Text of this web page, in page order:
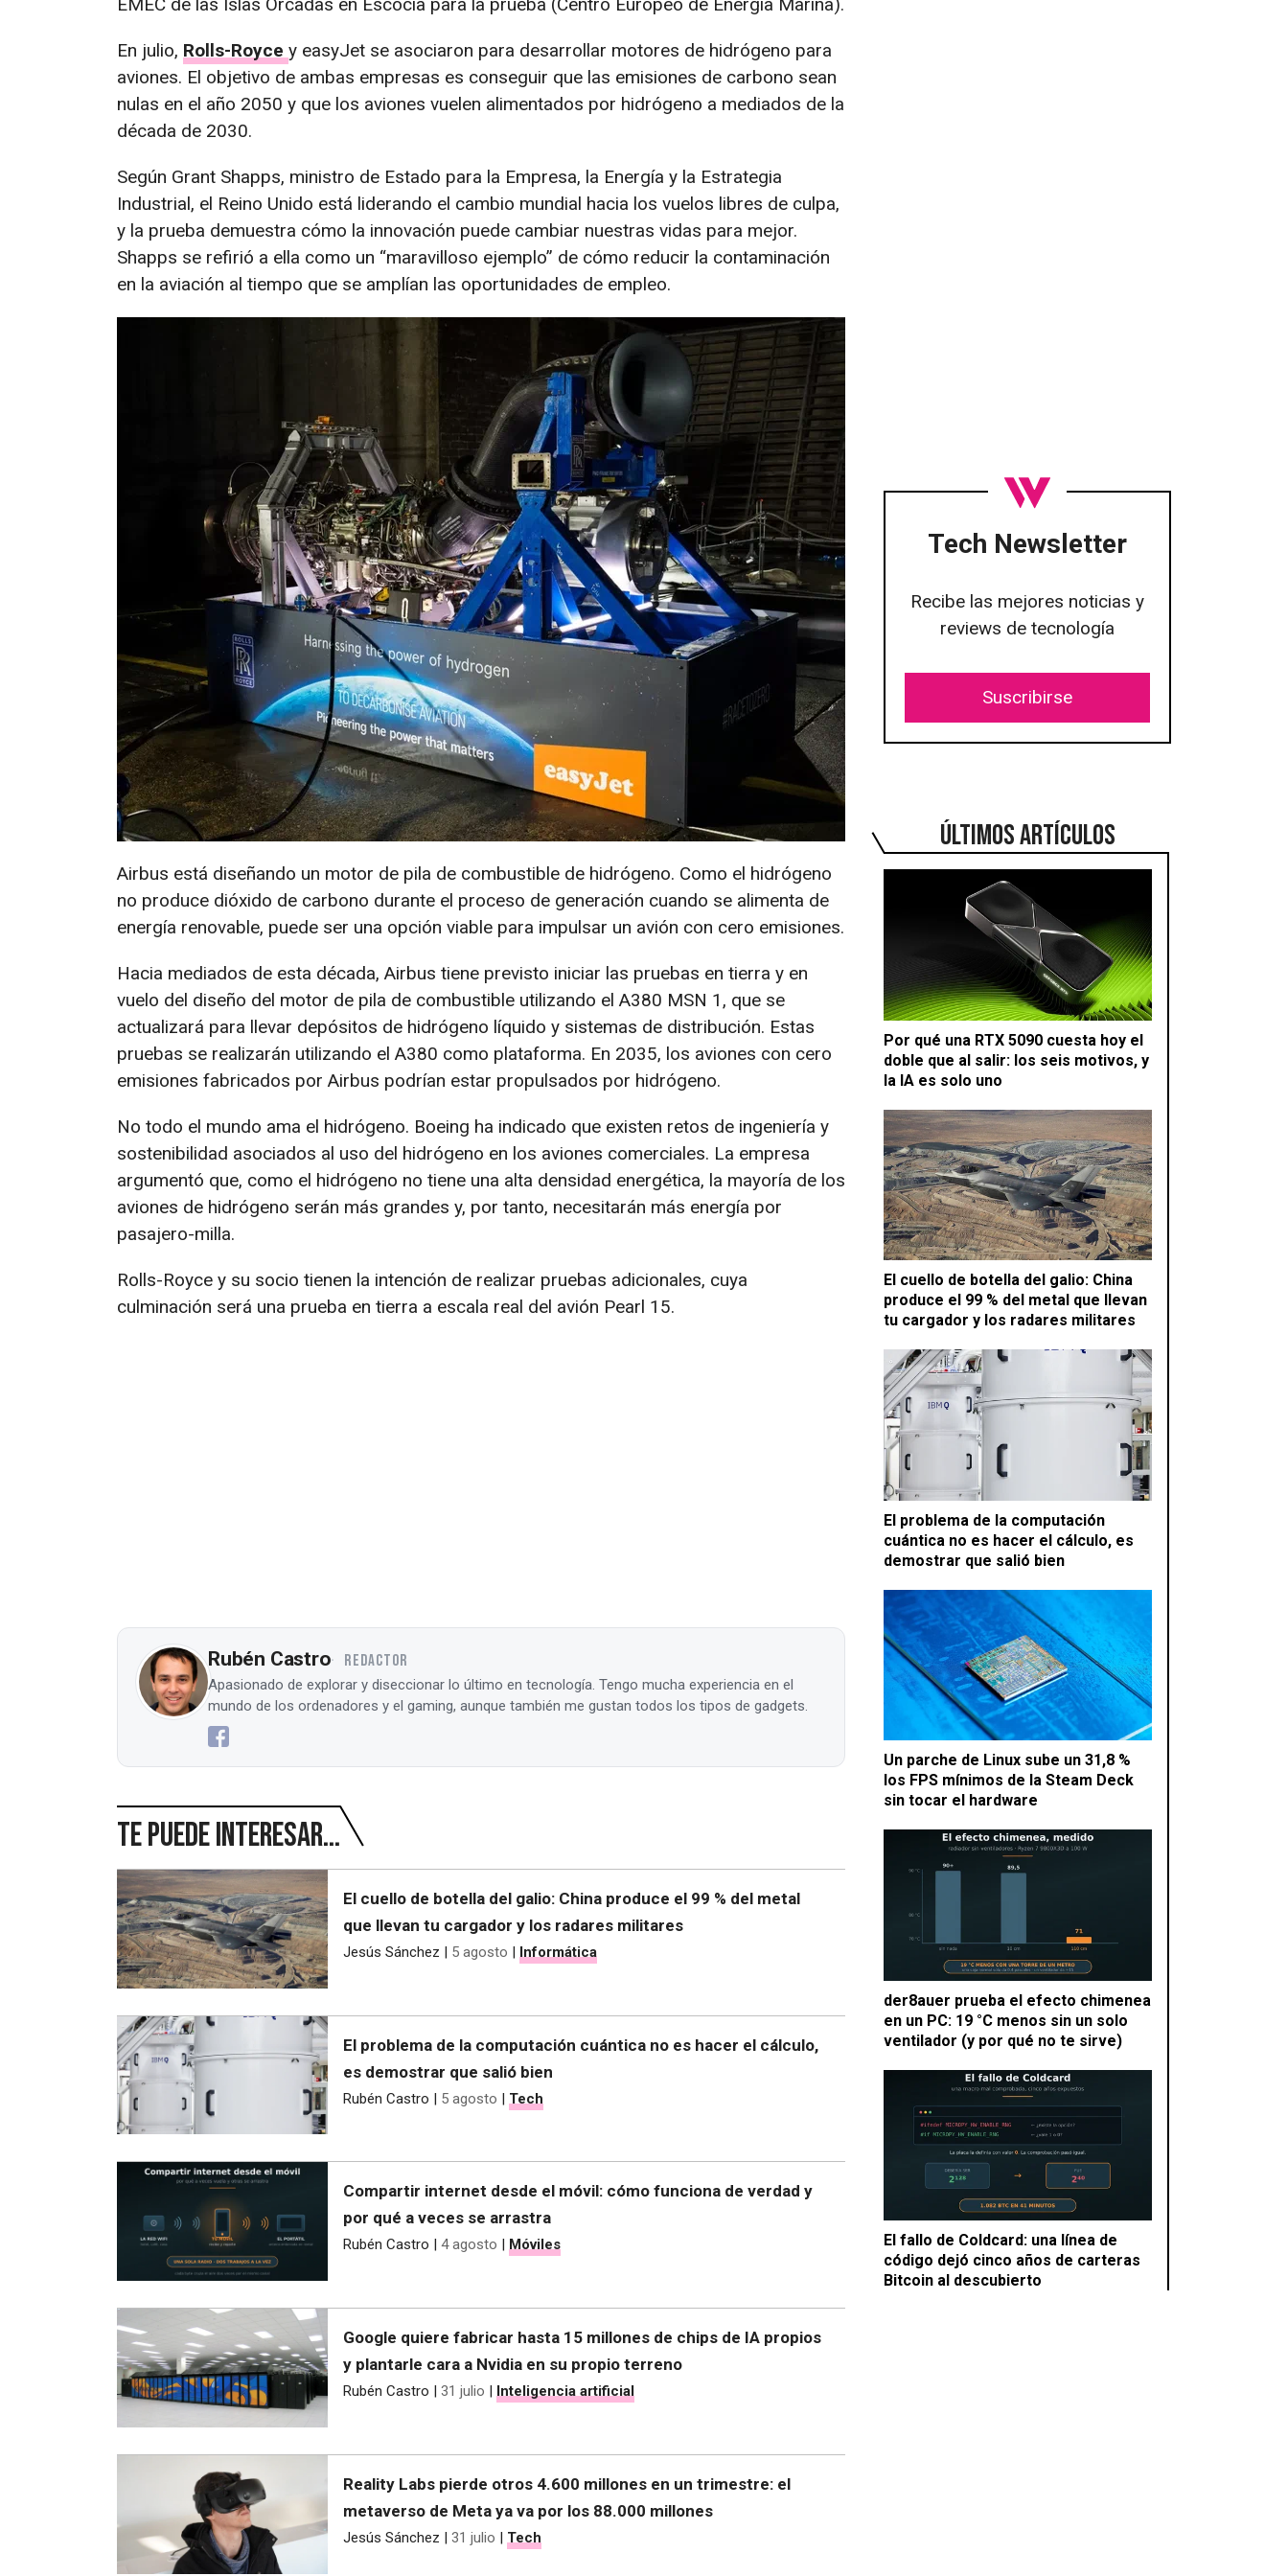
Tech Newsletter
Recibe las mejores noticias y
reviews de tecnología
Suscribirse
ÚLTIMOS ARTÍCULOS
Por qué una RTX 5090 cuesta hoy el
doble que al salir: los seis motivos, y
la IA es solo uno
El cuello de botella del galio: China
produce el 99 % del metal que llevan
tu cargador y los radares militares
El problema de la computación
cuántica no es hacer el cálculo, es
demostrar que salió bien
Un parche de Linux sube un 31,8 %
los FPS mínimos de la Steam Deck
sin tocar el hardware
der8auer prueba el efecto chimenea
en un PC: 19 °C menos sin un solo
ventilador (y por qué no te sirve)
El fallo de Coldcard: una línea de
código dejó cinco años de carteras
Bitcoin al descubierto
En julio, Rolls-Royce y easyJet se asociaron para desarrollar motores de hidrógeno para
aviones. El objetivo de ambas empresas es conseguir que las emisiones de carbono sean
nulas en el año 2050 y que los aviones vuelen alimentados por hidrógeno a mediados de la
década de 2030.
Según Grant Shapps, ministro de Estado para la Empresa, la Energía y la Estrategia
Industrial, el Reino Unido está liderando el cambio mundial hacia los vuelos libres de culpa,
y la prueba demuestra cómo la innovación puede cambiar nuestras vidas para mejor.
Shapps se refirió a ella como un “maravilloso ejemplo” de cómo reducir la contaminación
en la aviación al tiempo que se amplían las oportunidades de empleo.
Airbus está diseñando un motor de pila de combustible de hidrógeno. Como el hidrógeno
no produce dióxido de carbono durante el proceso de generación cuando se alimenta de
energía renovable, puede ser una opción viable para impulsar un avión con cero emisiones.
Hacia mediados de esta década, Airbus tiene previsto iniciar las pruebas en tierra y en
vuelo del diseño del motor de pila de combustible utilizando el A380 MSN 1, que se
actualizará para llevar depósitos de hidrógeno líquido y sistemas de distribución. Estas
pruebas se realizarán utilizando el A380 como plataforma. En 2035, los aviones con cero
emisiones fabricados por Airbus podrían estar propulsados por hidrógeno.
No todo el mundo ama el hidrógeno. Boeing ha indicado que existen retos de ingeniería y
sostenibilidad asociados al uso del hidrógeno en los aviones comerciales. La empresa
argumentó que, como el hidrógeno no tiene una alta densidad energética, la mayoría de los
aviones de hidrógeno serán más grandes y, por tanto, necesitarán más energía por
pasajero-milla.
Rolls-Royce y su socio tienen la intención de realizar pruebas adicionales, cuya
culminación será una prueba en tierra a escala real del avión Pearl 15.
Rubén Castro REDACTOR
Apasionado de explorar y diseccionar lo último en tecnología. Tengo mucha experiencia en el
mundo de los ordenadores y el gaming, aunque también me gustan todos los tipos de gadgets.
Te puede interesar...
El cuello de botella del galio: China produce el 99 % del metal
que llevan tu cargador y los radares militares
Jesús Sánchez | 5 agosto | Informática
El problema de la computación cuántica no es hacer el cálculo,
es demostrar que salió bien
Rubén Castro | 5 agosto | Tech
Compartir internet desde el móvil: cómo funciona de verdad y
por qué a veces se arrastra
Rubén Castro 4 agosto Móviles
Google quiere fabricar hasta 15 millones de chips de IA propios
y plantarle cara a Nvidia en su propio terreno
Rubén Castro | 31 julio | Inteligencia artificial
Reality Labs pierde otros 4.600 millones en un trimestre: el
metaverso de Meta ya va por los 88.000 millones
Jesús Sánchez | 31 julio | Tech